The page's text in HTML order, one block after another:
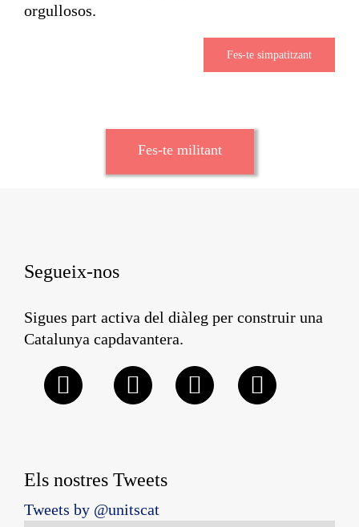
orgullosos.
Fes-te simpatitzant
Fes-te militant
Segueix-nos
Sigues part activa del diàleg per construir una
Catalunya capdavantera.
Els nostres Tweets
Tweets by @unitscat